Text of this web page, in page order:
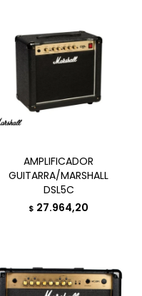
AMPLIFICADOR
GUITARRA/MARSHALL
DSL5C
$ 27.964,20